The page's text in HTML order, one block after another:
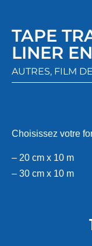
TAPE
LINER
AUTRES, FILM
Choisissez votre
– 20 cm x 10 m
– 30 cm x 10 m